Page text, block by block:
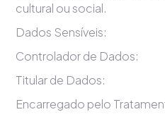
cultural ou social.
Dados Sensíveis:
Controlador de Dados:
Titular de Dados:
Encarregado pelo